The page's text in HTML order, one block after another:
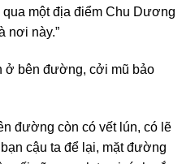
một địa điểm Chu Dương
nơi này.”
ở bên đường, cởi mũ bảo
đường còn có vết lún, có lẽ
cậu ta để lại, mặt đường